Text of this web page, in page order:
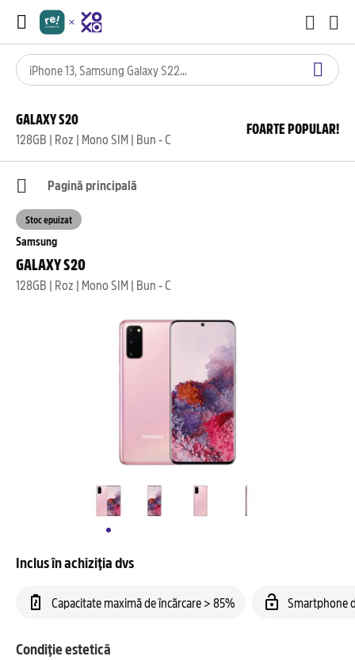
GALAXY S20
128GB | Roz | Mono SIM | Bun - C
FOARTE POPULAR!
Pagină principală
Samsung
GALAXY S20
128GB | Roz | Mono SIM | Bun - C
Stoc epuizat
Inclus în achiziția dvs
Capacitate maximă de încărcare > 85% Smartphone
Condiție estetică